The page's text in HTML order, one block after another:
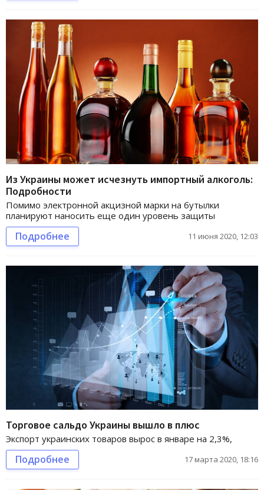
Из Украины может исчезнуть импортный алкоголь:
Подробности
Помимо электронной акцизной марки на бутылки
планируют наносить еще один уровень защиты
Подробнее 11 июня 2020, 12:03
Торговое сальдо Украины вышло в плюс
Экспорт украинских товаров вырос в январе на 2,3%,
Подробнее 17 марта 2020, 18:16